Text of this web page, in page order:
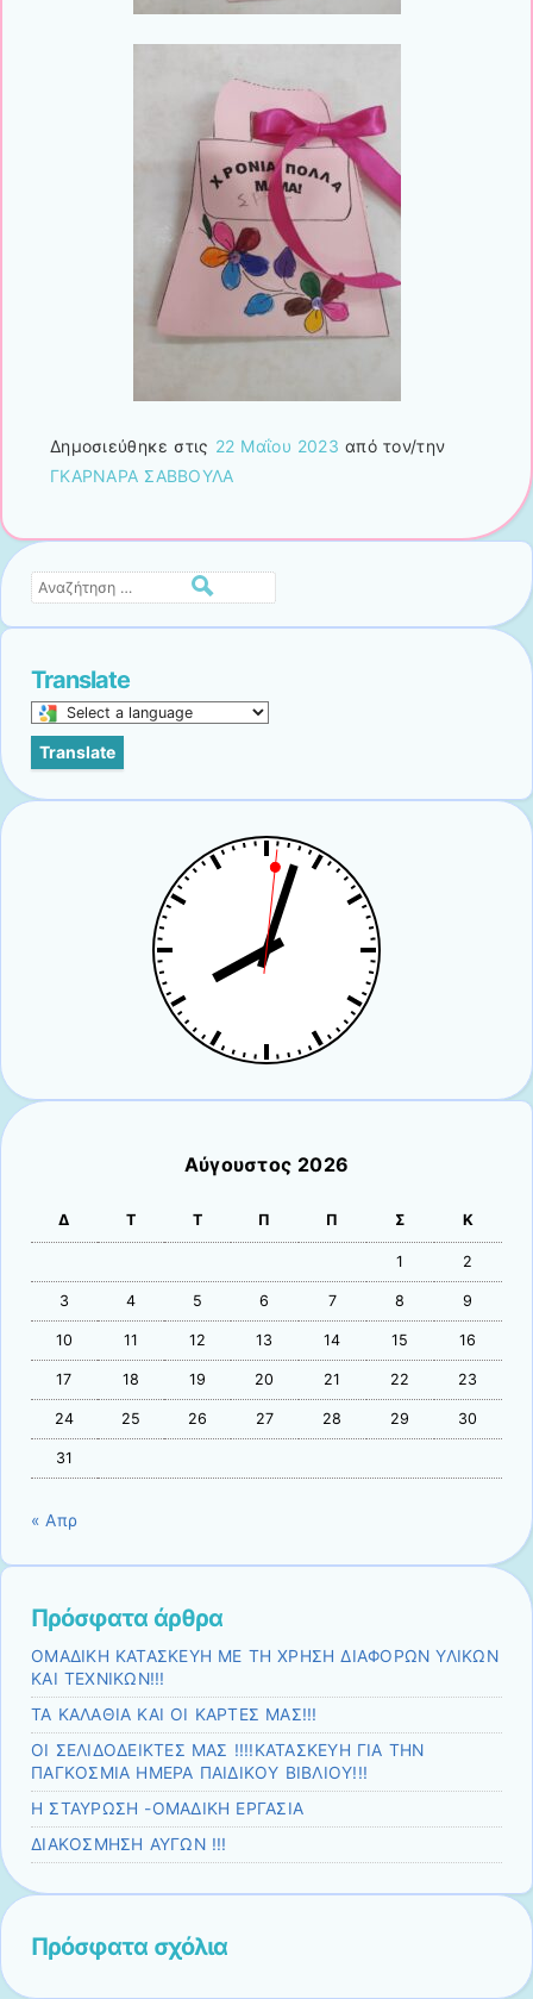
Δημοσιεύθηκε στις 22 Μαΐου 2023 από τον/την
ΓΚΑΡΝΑΡΑ ΣΑΒΒΟΥΛΑ
Αναζήτηση
Translate
Select
a
language
to
Translate
Αύγουστος 2026
Δ Τ Τ Π Π Σ Κ
1 2
3 4 5 6 7 8 9
10 11 12 13 14 15 16
17 18 19 20 21 22 23
24 25 26 27 28 29 30
31
« Απρ
Πρόσφατα άρθρα
ΟΜΑΔΙΚΗ ΚΑΤΑΣΚΕΥΗ ΜΕ ΤΗ ΧΡΗΣΗ ΔΙΑΦΟΡΩΝ ΥΛΙΚΩΝ
ΚΑΙ ΤΕΧΝΙΚΩΝ!!!
ΤΑ ΚΑΛΑΘΙΑ ΚΑΙ ΟΙ ΚΑΡΤΕΣ ΜΑΣ!!!
ΟΙ ΣΕΛΙΔΟΔΕΙΚΤΕΣ ΜΑΣ !!!!ΚΑΤΑΣΚΕΥΗ ΓΙΑ ΤΗΝ
ΠΑΓΚΟΣΜΙΑ ΗΜΕΡΑ ΠΑΙΔΙΚΟΥ ΒΙΒΛΙΟΥ!!!
Η ΣΤΑΥΡΩΣΗ -ΟΜΑΔΙΚΗ ΕΡΓΑΣΙΑ
ΔΙΑΚΟΣΜΗΣΗ ΑΥΓΩΝ !!!
Πρόσφατα σχόλια